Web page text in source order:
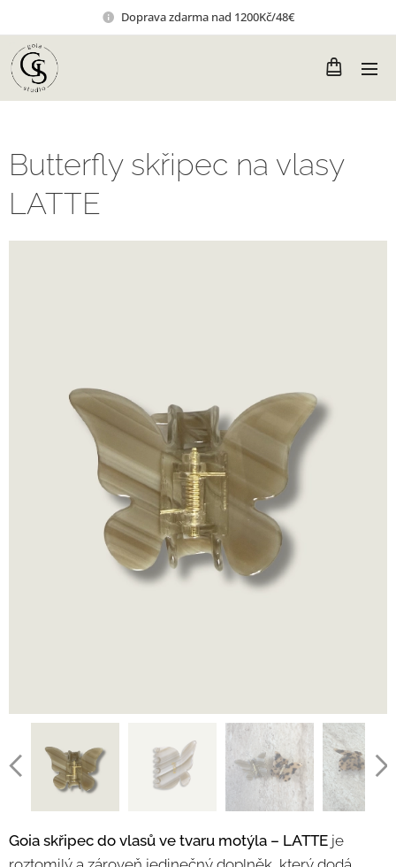
Doprava zdarma nad 1200Kč/48€
Butterfly skřipec na vlasy
LATTE
Goia skřipec do vlasů ve tvaru motýla – LATTE je